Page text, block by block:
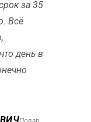
за 35
Всё
день в